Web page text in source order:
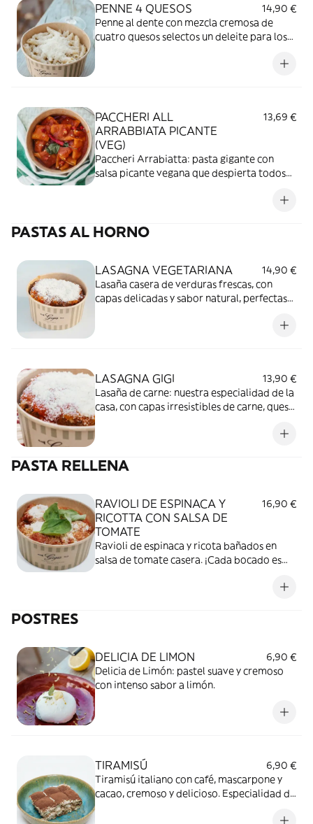
PENNE 4 QUESOS
14,90 €
Penne al dente con mezcla cremosa de
cuatro quesos selectos un deleite para los
PACCHERI ALL
ARRABBIATA PICANTE
(VEG)
13,69 €
Paccheri Arrabiatta: pasta gigante con
salsa picante vegana que despierta todos
PASTAS AL HORNO
LASAGNA VEGETARIANA
14,90 €
Lasaña casera de verduras frescas, con
capas delicadas y sabor natural, perfectas
LASAGNA GIGI
13,90 €
Lasaña de carne: nuestra especialidad de la
casa, con capas irresistibles de carne, queso
PASTA RELLENA
RAVIOLI DE ESPINACA Y
RICOTTA CON SALSA DE
TOMATE
16,90 €
Ravioli de espinaca y ricota bañados en
salsa de tomate casera. ¡Cada bocado es
POSTRES
DELICIA DE LIMON
6,90 €
Delicia de Limón: pastel suave y cremoso
con intenso sabor a limón.
TIRAMISÚ
6,90 €
Tiramisú italiano con café, mascarpone y
cacao, cremoso y delicioso. Especialidad de